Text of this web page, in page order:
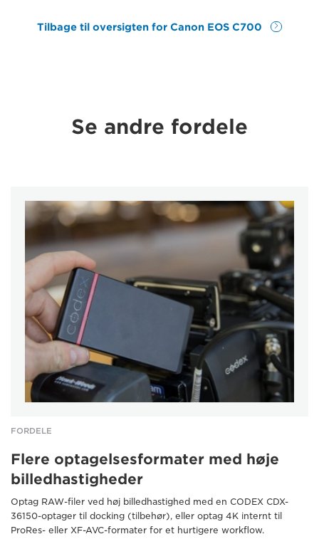
Tilbage til oversigten for Canon EOS C700
Se andre fordele
FORDELE
Flere optagelsesformater med høje
billedhastigheder
Optag RAW-filer ved høj billedhastighed med en CODEX CDX-
36150-optager til docking (tilbehør), eller optag 4K internt til
ProRes- eller XF-AVC-formater for et hurtigere workflow.